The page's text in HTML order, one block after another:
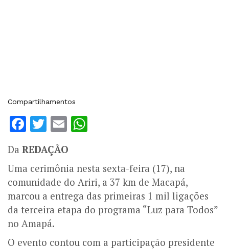
Compartilhamentos
Facebook
Twitter
Email
Da REDAÇÃO
Uma cerimônia nesta sexta-feira (17), na
comunidade do Ariri, a 37 km de Macapá,
marcou a entrega das primeiras 1 mil ligações
da terceira etapa do programa “Luz para Todos”
no Amapá.
O evento contou com a participação presidente